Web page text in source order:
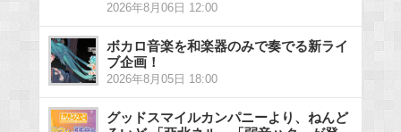
2026年8月06日 12:00
ボカロ音楽を和楽器のみで奏でる新ライ
ブ企画！
2026年8月05日 18:00
グッドスマイルカンパニーより、ねんど